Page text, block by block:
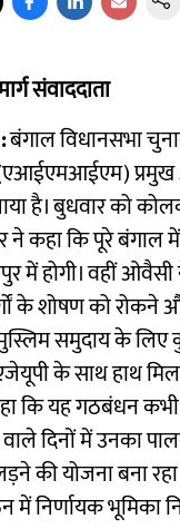
संवाददाता
बंगाल विधानसभा
प्रमुख
है। बुधवार को
ने कहा कि पूरे
में होगी। वहीं
के शोषण को रोकने
समुदाय के लिए
के साथ हाथ
कि यह गठबंधन कभी
दिनों में उनका
की योजना बना
में निर्णायक भूमिका